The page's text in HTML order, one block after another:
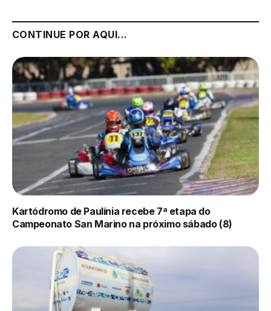
CONTINUE POR AQUI...
Kartódromo de Paulínia recebe 7ª etapa do
Campeonato San Marino na próximo sábado (8)